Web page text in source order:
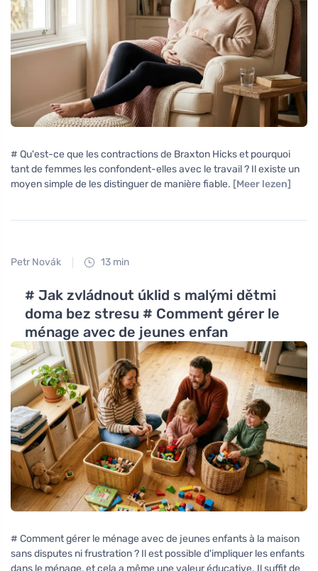
# Qu'est-ce que les contractions de Braxton Hicks et pourquoi
tant de femmes les confondent-elles avec le travail ? Il existe un
moyen simple de les distinguer de manière fiable. [Meer lezen]
Petr Novák 13 min
# Jak zvládnout úklid s malými dětmi
doma bez stresu # Comment gérer le
ménage avec de jeunes enfan
# Comment gérer le ménage avec de jeunes enfants à la maison
sans disputes ni frustration ? Il est possible d'impliquer les enfants